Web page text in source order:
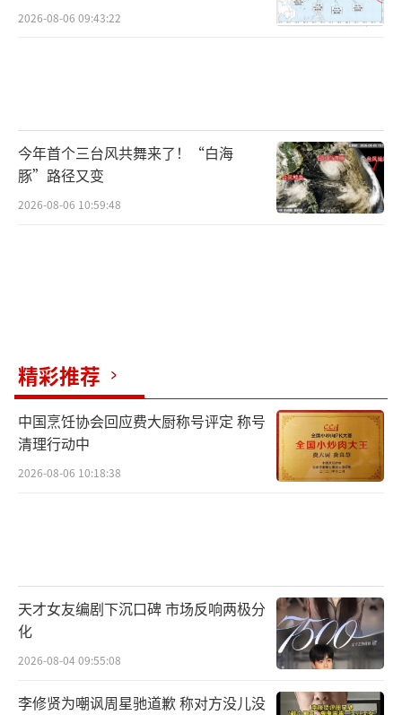
2026-08-06 09:43:22
今年首个三台风共舞来了！“白海
豚”路径又变
2026-08-06 10:59:48
精彩推荐
中国烹饪协会回应费大厨称号评定 称号
清理行动中
2026-08-06 10:18:38
天才女友编剧下沉口碑 市场反响两极分
化
2026-08-04 09:55:08
李修贤为嘲讽周星驰道歉 称对方没儿没